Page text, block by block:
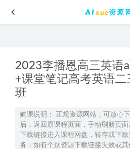
2023李播恩高三英语
+课堂笔记高考英语
班
购课说明： 正规资源网站，可放心
后，返回原课程页面，手动刷新页
下载链接进入课程网盘，转存或下
务：如有个别资源下载链接失效或
黄冈密卷1-6年级小学语文上册全套
宋雨晴高三物理a+网课2025高考物
02-18